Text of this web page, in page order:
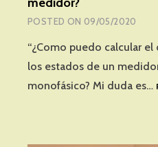
POSTED ON 09/05/2020
“¿Como puedo calcular
los estados de un
monofásico? Mi duda es…